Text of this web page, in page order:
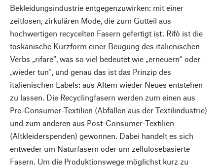
Bekleidungsindustrie entgegenzuwirken: mit einer
zeitlosen, zirkulären Mode, die zum Gutteil aus
hochwertigen recycelten Fasern gefertigt ist. Rifò ist die
toskanische Kurzform einer Beugung des italienischen
Verbs „rifare“, was so viel bedeutet wie „erneuern“ oder
„wieder tun“, und genau das ist das Prinzip des
italienischen Labels: aus Altem wieder Neues entstehen
zu lassen. Die Recyclingfasern werden zum einen aus
Pre-Consumer-Textilien (Abfällen aus der Textilindustrie)
und zum anderen aus Post-Consumer-Textilien
(Altkleiderspenden) gewonnen. Dabei handelt es sich
entweder um Naturfasern oder um zellulosebasierte
Fasern. Um die Produktionswege möglichst kurz zu